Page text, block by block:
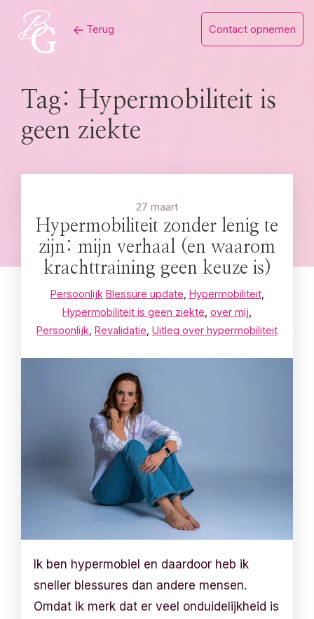
content
Terug Contact opnemen
Tag: Hypermobiliteit is
geen ziekte
27 maart
Hypermobiliteit zonder lenig te
zijn: mijn verhaal (en waarom
krachttraining geen keuze is)
Persoonlijk Blessure update Hypermobiliteit,
Hypermobiliteit is geen ziekte over mij
Persoonlijk Revalidatie Uitleg over hypermobiliteit
Ik ben hypermobiel en daardoor heb ik
sneller blessures dan andere mensen.
Omdat ik merk dat er veel onduidelijkheid is